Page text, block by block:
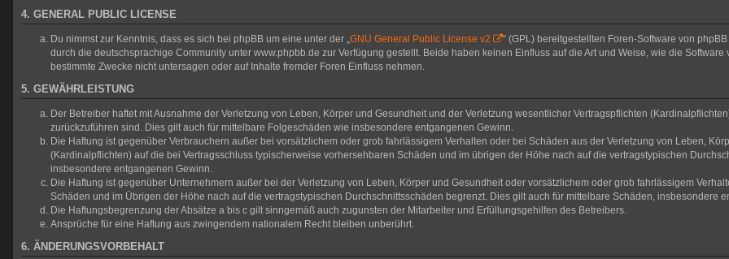
4. GENERAL PUBLIC LICENSE
Du nimmst zur Kenntnis, dass es sich bei phpBB um eine unter der „GNU General Public License v2
“ (GPL) bereitgestellten Foren-Software von
durch die deutschsprachige Community unter www.phpbb.de zur Verfügung gestellt. Beide haben keinen Einfluss auf die Art und Weise, wie die
bestimmte Zwecke nicht untersagen oder auf Inhalte fremder Foren Einfluss nehmen.
5. GEWÄHRLEISTUNG
Der Betreiber haftet mit Ausnahme der Verletzung von Leben, Körper und Gesundheit und der Verletzung wesentlicher Vertragspflichten
zurückzuführen sind. Dies gilt auch für mittelbare Folgeschäden wie insbesondere entgangenen Gewinn.
Die Haftung ist gegenüber Verbrauchern außer bei vorsätzlichem oder grob fahrlässigem Verhalten oder bei Schäden aus der Verletzung von Leben,
(Kardinalpflichten) auf die bei Vertragsschluss typischerweise vorhersehbaren Schäden und im übrigen der Höhe nach auf die vertragstypischen
insbesondere entgangenen Gewinn.
Die Haftung ist gegenüber Unternehmern außer bei der Verletzung von Leben, Körper und Gesundheit oder vorsätzlichem oder grob fahrlässigem
Schäden und im Übrigen der Höhe nach auf die vertragstypischen Durchschnittsschäden begrenzt. Dies gilt auch für mittelbare Schäden, insbesondere
Die Haftungsbegrenzung der Absätze a bis c gilt sinngemäß auch zugunsten der Mitarbeiter und Erfüllungsgehilfen des Betreibers.
Ansprüche für eine Haftung aus zwingendem nationalem Recht bleiben unberührt.
6. ÄNDERUNGSVORBEHALT